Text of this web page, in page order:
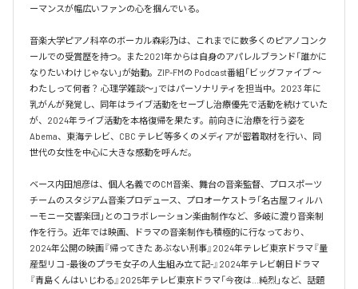
ーマンスが幅広いファンの心を掴んでいる。
音楽大学ピアノ科卒のボーカル森彩乃は、これまでに数多くのピアノコンク
ールでの受賞歴を持つ。また2021年からは自身のアパレルブランド「誰かに
なりたいわけじゃない」が始動。ZIP-FMの Podcast番組「ビッグファイブ 〜
わたしって何者？ 心理学雑談〜」ではパーソナリティを担当中。2023 年に
乳がんが発覚し、同年はライブ活動をセーブし治療優先で活動を続けていた
が、2024年ライブ活動を本格復帰を果たす。前向きに治療を行う姿を
Abema、東海テレビ、CBC テレビ等多くのメディアが密着取材を行い、同
世代の女性を中心に大きな感動を呼んだ。
ベース内田旭彦は、個人名義でのCM音楽、舞台の音楽監督、プロスポーツ
チームのスタジアム音楽プロデュース、プロオーケストラ「名古屋フィルハ
ーモニー交響楽団」とのコラボレーション楽曲制作など、多岐に渡り音楽制
作を行う。近年では映画、ドラマの音楽制作も積極的に行なっており、
2024年公開の映画『帰ってきた あぶない刑事』2024年テレビ東京ドラマ『量
産型リコ -最後のプラモ女子の人生組み立て記-』2024年テレビ朝日ドラマ
『青島くんはいじわる』2025年テレビ東京ドラマ「今夜は…純烈」など、話題